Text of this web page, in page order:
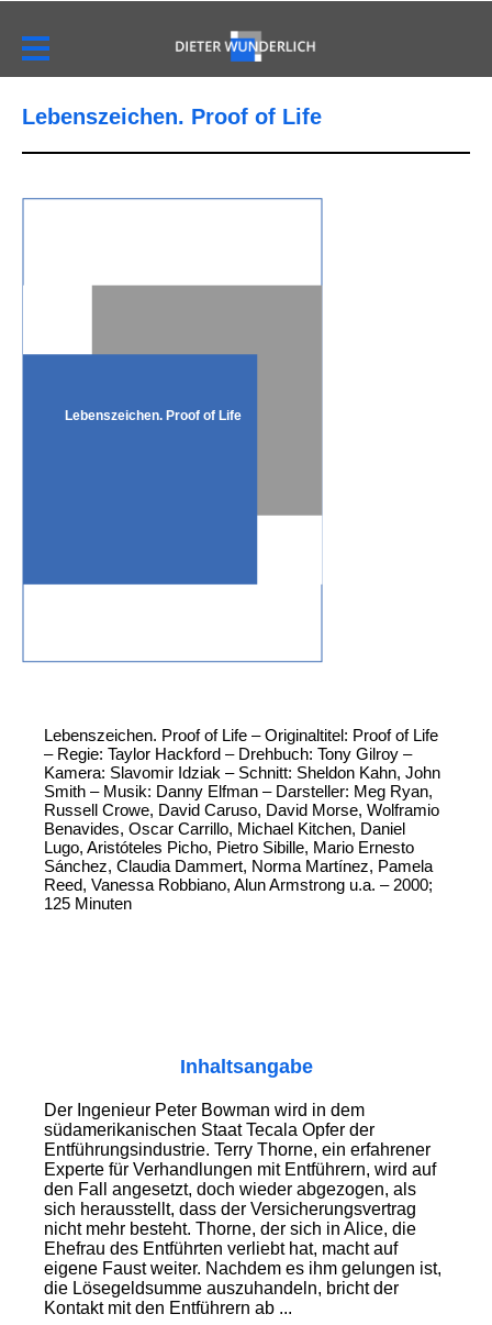
Lebenszeichen. Proof of Life
Lebenszeichen. Proof of Life
Lebenszeichen. Proof of Life – Originaltitel: Proof of Life
– Regie: Taylor Hackford – Drehbuch: Tony Gilroy –
Kamera: Slavomir Idziak – Schnitt: Sheldon Kahn, John
Smith – Musik: Danny Elfman – Darsteller: Meg Ryan,
Russell Crowe, David Caruso, David Morse, Wolframio
Benavides, Oscar Carrillo, Michael Kitchen, Daniel
Lugo, Aristóteles Picho, Pietro Sibille, Mario Ernesto
Sánchez, Claudia Dammert, Norma Martínez, Pamela
Reed, Vanessa Robbiano, Alun Armstrong u.a. – 2000;
125 Minuten
Inhaltsangabe
Der Ingenieur Peter Bowman wird in dem
südamerikanischen Staat Tecala Opfer der
Entführungsindustrie. Terry Thorne, ein erfahrener
Experte für Verhandlungen mit Entführern, wird auf
den Fall angesetzt, doch wieder abgezogen, als
sich herausstellt, dass der Versicherungsvertrag
nicht mehr besteht. Thorne, der sich in Alice, die
Ehefrau des Entführten verliebt hat, macht auf
eigene Faust weiter. Nachdem es ihm gelungen ist,
die Lösegeldsumme auszuhandeln, bricht der
Kontakt mit den Entführern ab ...